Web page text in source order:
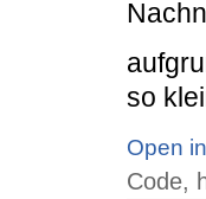
so
Open
Code,